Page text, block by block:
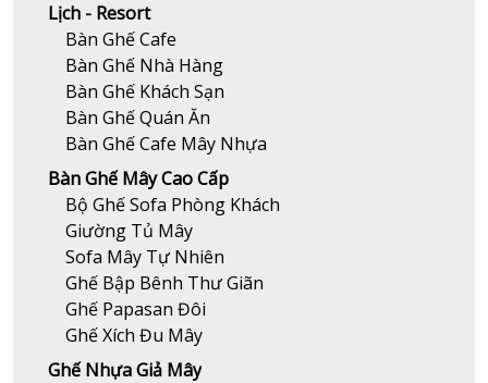
Lịch - Resort
Bàn Ghế Cafe
Bàn Ghế Nhà Hàng
Bàn Ghế Khách Sạn
Bàn Ghế Quán Ăn
Bàn Ghế Cafe Mây Nhựa
Bàn Ghế Mây Cao Cấp
Bộ Ghế Sofa Phòng Khách
Giường Tủ Mây
Sofa Mây Tự Nhiên
Ghế Bập Bênh Thư Giãn
Ghế Papasan Đôi
Ghế Xích Đu Mây
Ghế Nhựa Giả Mây